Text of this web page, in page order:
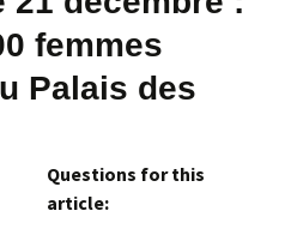
femmes
Palais des
Questions for this
article: